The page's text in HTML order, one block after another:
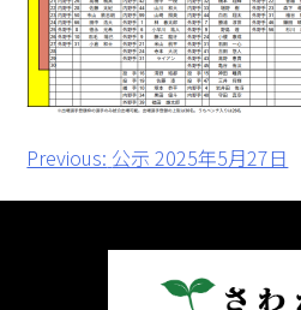
投
稿
Previous: 公示 2025年5月27日